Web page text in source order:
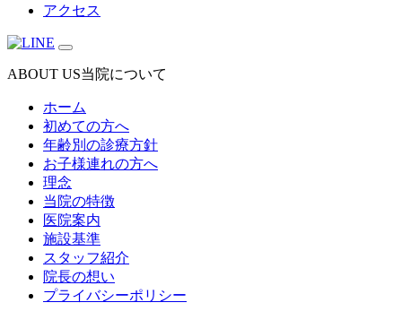
アクセス
ABOUT US当院について
ホーム
初めての方へ
年齢別の診療方針
お子様連れの方へ
理念
当院の特徴
医院案内
施設基準
スタッフ紹介
院長の想い
プライバシーポリシー